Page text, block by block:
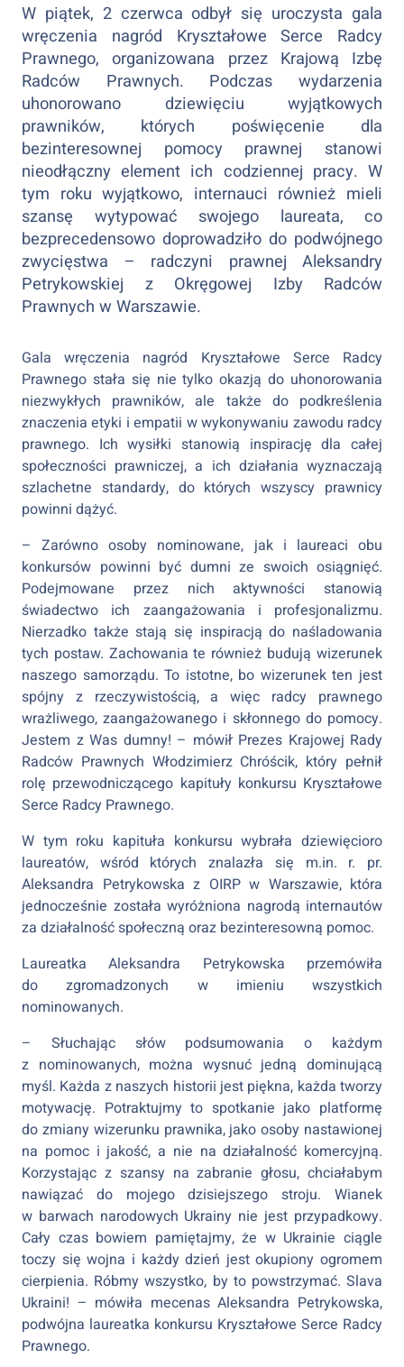
W piątek, 2 czerwca odbył się uroczysta gala
wręczenia nagród Kryształowe Serce Radcy
Prawnego, organizowana przez Krajową Izbę
Radców Prawnych. Podczas wydarzenia
uhonorowano dziewięciu wyjątkowych
prawników, których poświęcenie dla
bezinteresownej pomocy prawnej stanowi
nieodłączny element ich codziennej pracy. W
tym roku wyjątkowo, internauci również mieli
szansę wytypować swojego laureata, co
bezprecedensowo doprowadziło do podwójnego
zwycięstwa – radczyni prawnej Aleksandry
Petrykowskiej z Okręgowej Izby Radców
Prawnych w Warszawie.
Gala wręczenia nagród Kryształowe Serce Radcy
Prawnego stała się nie tylko okazją do uhonorowania
niezwykłych prawników, ale także do podkreślenia
znaczenia etyki i empatii w wykonywaniu zawodu radcy
prawnego. Ich wysiłki stanowią inspirację dla całej
społeczności prawniczej, a ich działania wyznaczają
szlachetne standardy, do których wszyscy prawnicy
powinni dążyć.
– Zarówno osoby nominowane, jak i laureaci obu
konkursów powinni być dumni ze swoich osiągnięć.
Podejmowane przez nich aktywności stanowią
świadectwo ich zaangażowania i profesjonalizmu.
Nierzadko także stają się inspiracją do naśladowania
tych postaw. Zachowania te również budują wizerunek
naszego samorządu. To istotne, bo wizerunek ten jest
spójny z rzeczywistością, a więc radcy prawnego
wrażliwego, zaangażowanego i skłonnego do pomocy.
Jestem z Was dumny! – mówił Prezes Krajowej Rady
Radców Prawnych Włodzimierz Chróścik, który pełnił
rolę przewodniczącego kapituły konkursu Kryształowe
Serce Radcy Prawnego.
W tym roku kapituła konkursu wybrała dziewięcioro
laureatów, wśród których znalazła się m.in. r. pr.
Aleksandra Petrykowska z OIRP w Warszawie, która
jednocześnie została wyróżniona nagrodą internautów
za działalność społeczną oraz bezinteresowną pomoc.
Laureatka Aleksandra Petrykowska przemówiła
do zgromadzonych w imieniu wszystkich
nominowanych.
– Słuchając słów podsumowania o każdym
z nominowanych, można wysnuć jedną dominującą
myśl. Każda z naszych historii jest piękna, każda tworzy
motywację. Potraktujmy to spotkanie jako platformę
do zmiany wizerunku prawnika, jako osoby nastawionej
na pomoc i jakość, a nie na działalność komercyjną.
Korzystając z szansy na zabranie głosu, chciałabym
nawiązać do mojego dzisiejszego stroju. Wianek
w barwach narodowych Ukrainy nie jest przypadkowy.
Cały czas bowiem pamiętajmy, że w Ukrainie ciągle
toczy się wojna i każdy dzień jest okupiony ogromem
cierpienia. Róbmy wszystko, by to powstrzymać. Slava
Ukraini! – mówiła mecenas Aleksandra Petrykowska,
podwójna laureatka konkursu Kryształowe Serce Radcy
Prawnego.